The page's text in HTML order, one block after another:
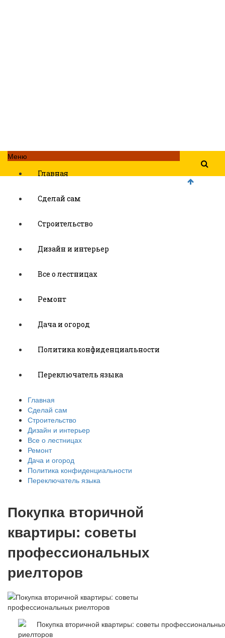
Меню
Главная
Сделай сам
Строительство
Дизайн и интерьер
Все о лестницах
Ремонт
Дача и огород
Политика конфиденциальности
Переключатель языка
Главная
Сделай сам
Строительство
Дизайн и интерьер
Все о лестницах
Ремонт
Дача и огород
Политика конфиденциальности
Переключатель языка
Покупка вторичной
квартиры: советы
профессиональных
риелторов